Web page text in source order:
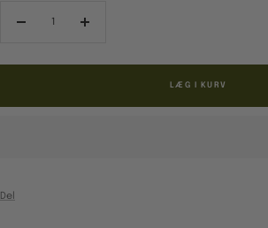
Reducér
Forøg
LÆG I KURV
Del